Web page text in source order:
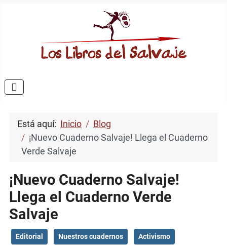
Está aquí: Inicio
Blog
¡Nuevo Cuaderno Salvaje! Llega el Cuaderno
Verde Salvaje
¡Nuevo Cuaderno Salvaje!
Llega el Cuaderno Verde
Salvaje
Editorial Nuestros cuadernos Activismo